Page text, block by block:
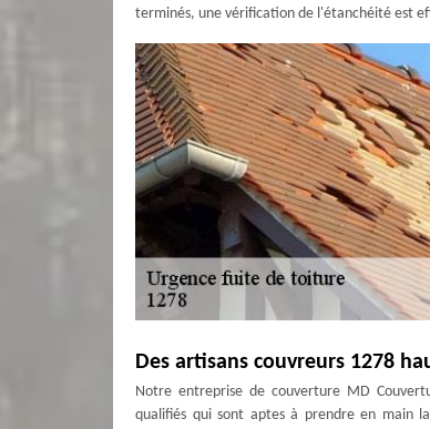
terminés, une vérification de l'étanchéité est
Des artisans couvreurs 1278
Notre entreprise de couverture MD
qualifiés qui sont aptes à prendre en main